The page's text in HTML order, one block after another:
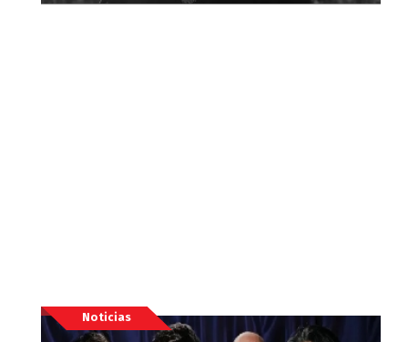
Noticias